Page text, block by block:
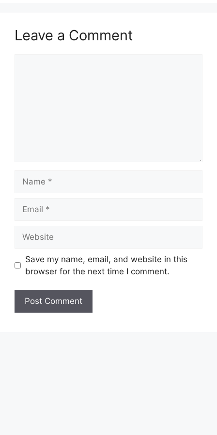
Leave a Comment
Save my name, email, and website in this
browser for the next time I comment.